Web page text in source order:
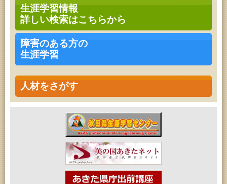
生涯学習情報
詳しい検索はこちらから
障害のある方の
生涯学習
人材をさがす